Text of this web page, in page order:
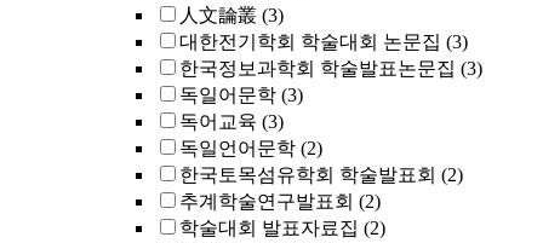
人文論叢 (3)
대한전기학회 학술대회 논문집 (3)
한국정보과학회 학술발표논문집 (3)
독일어문학 (3)
독어교육 (3)
독일언어문학 (2)
한국토목섬유학회 학술발표회 (2)
추계학술연구발표회 (2)
학술대회 발표자료집 (2)